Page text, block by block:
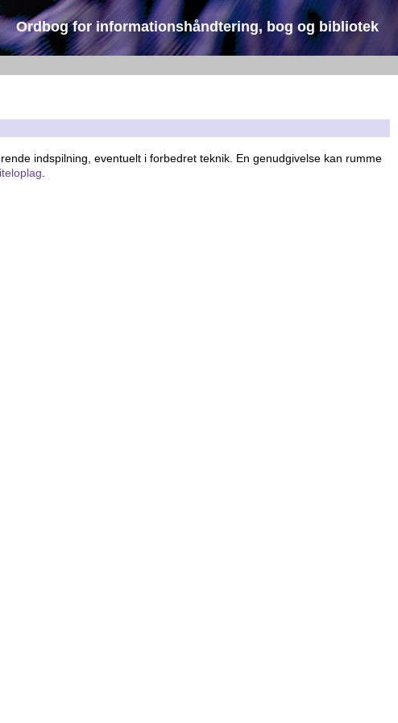
Ordbog for informationshåndtering, bog og bibliotek
indspilning, eventuelt i forbedret teknik. En genudgivelse kan rumme
.